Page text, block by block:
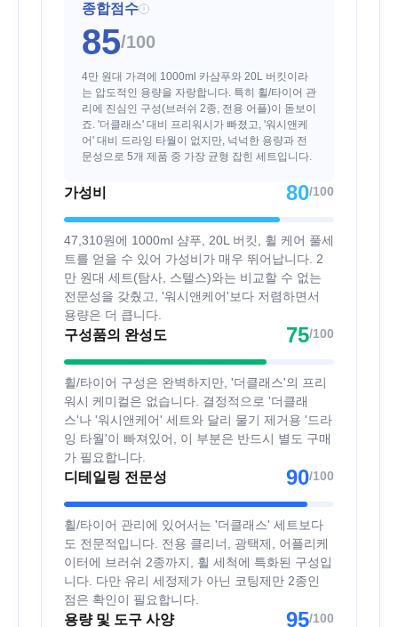
종합점수 i
85/100
4만 원대 가격에 1000ml 카샴푸와 20L 버킷이라
는 압도적인 용량을 자랑합니다. 특히 휠/타이어 관
리에 진심인 구성(브러쉬 2종, 전용 어플)이 돋보이
죠. '더클래스' 대비 프리워시가 빠졌고, '워시앤케
어' 대비 드라잉 타월이 없지만, 넉넉한 용량과 전
문성으로 5개 제품 중 가장 균형 잡힌 세트입니다.
가성비 80/100
47,310원에 1000ml 샴푸, 20L 버킷, 휠 케어 풀세
트를 얻을 수 있어 가성비가 매우 뛰어납니다. 2
만 원대 세트(탐사, 스텔스)와는 비교할 수 없는
전문성을 갖췄고, '워시앤케어'보다 저렴하면서
용량은 더 큽니다.
구성품의 완성도 75/100
휠/타이어 구성은 완벽하지만, '더클래스'의 프리
워시 케미컬은 없습니다. 결정적으로 '더클래
스'나 '워시앤케어' 세트와 달리 물기 제거용 '드라
잉 타월'이 빠져있어, 이 부분은 반드시 별도 구매
가 필요합니다.
디테일링 전문성 90/100
휠/타이어 관리에 있어서는 '더클래스' 세트보다
도 전문적입니다. 전용 클리너, 광택제, 어플리케
이터에 브러쉬 2종까지, 휠 세척에 특화된 구성입
니다. 다만 유리 세정제가 아닌 코팅제만 2종인
점은 확인이 필요합니다.
용량 및 도구 사양 95/100